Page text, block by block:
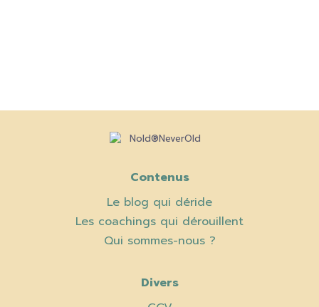
Contenus
Le blog qui déride
Les coachings qui dérouillent
Qui sommes-nous ?
Divers